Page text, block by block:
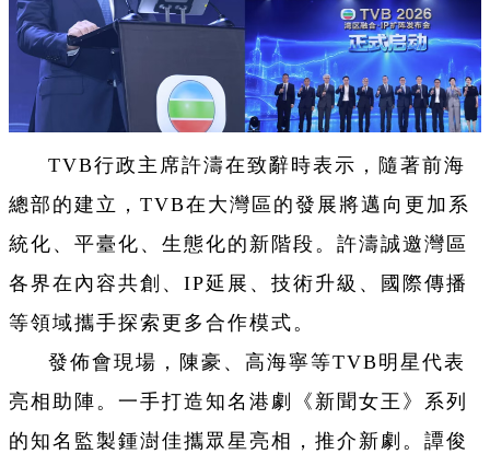
TVB行政主席許濤在致辭時表示，隨著前海
總部的建立，TVB在大灣區的發展將邁向更加系
統化、平臺化、生態化的新階段。許濤誠邀灣區
各界在內容共創、IP延展、技術升級、國際傳播
等領域攜手探索更多合作模式。
發佈會現場，陳豪、高海寧等TVB明星代表
亮相助陣。一手打造知名港劇《新聞女王》系列
的知名監製鍾澍佳攜眾星亮相，推介新劇。譚俊